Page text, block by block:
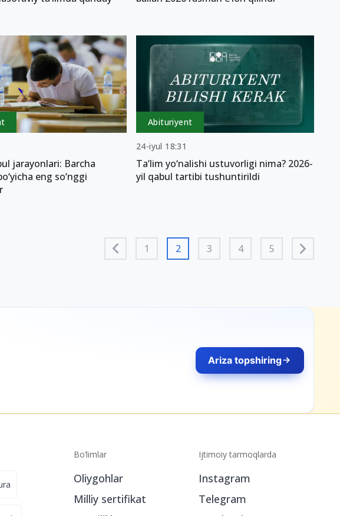
jarayonlari: Barcha
eng so‘nggi
Abituriyent
24-iyul 18:31
Ta’lim yo‘nalishi ustuvorligi nima? 2026-
yil qabul tartibi tushuntirildi
1 2 3 4 5
Ariza topshiring
Bo‘limlar
Oliygohlar
Milliy sertifikat
Ijtimoiy tarmoqlarda
Instagram
Telegram